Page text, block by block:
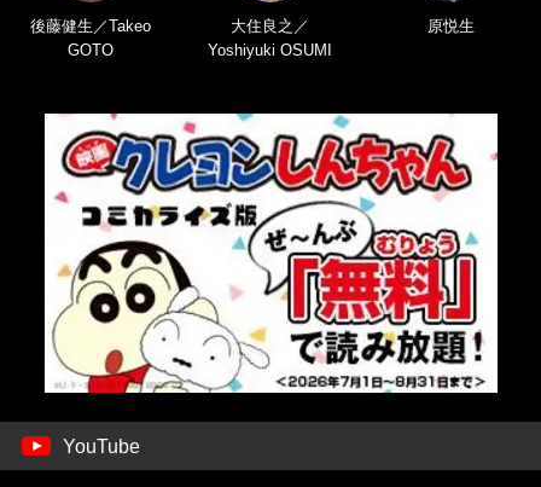
後藤健生／Takeo
GOTO
大住良之／
Yoshiyuki OSUMI
原悦生
YouTube